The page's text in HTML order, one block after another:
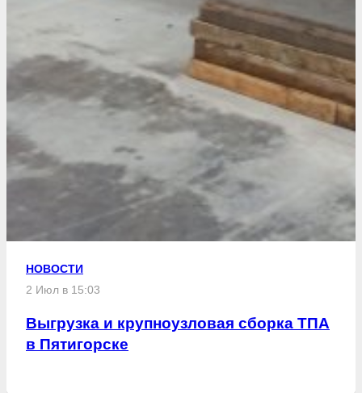
НОВОСТИ
2 Июл в 15:03
Выгрузка и крупноузловая сборка ТПА
в Пятигорске